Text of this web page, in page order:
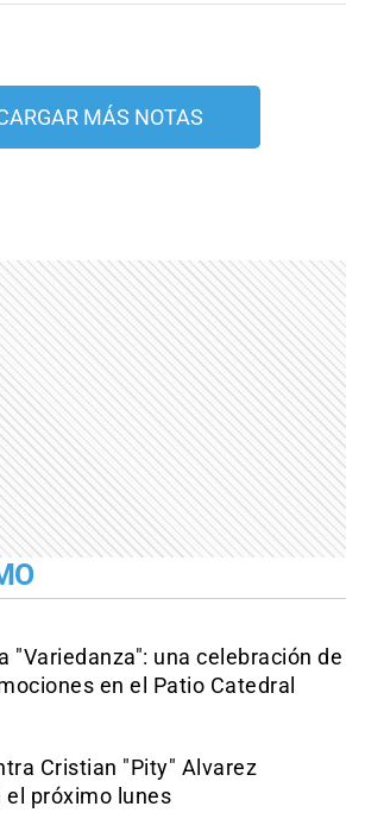
MÁS NOTAS
"Variedanza": una celebración de
en el Patio Catedral
Cristian "Pity" Alvarez
el próximo lunes